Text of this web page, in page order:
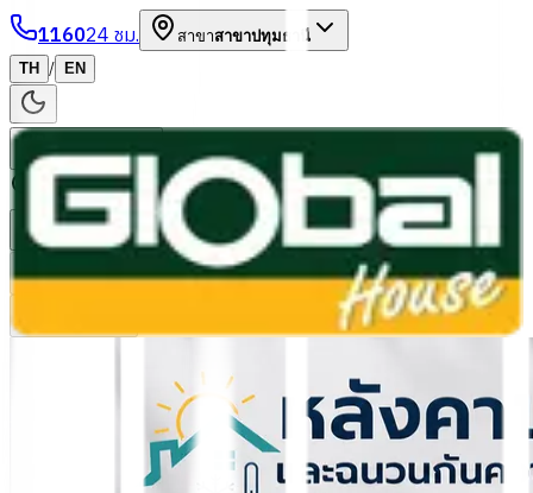
116024 ชม. สาขาสาขาปทุมธานี
TH / EN
หมวดหมู่สินค้า
ค้นหา
บัญชีของฉัน ตะกร้าสินค้า
Previous slide